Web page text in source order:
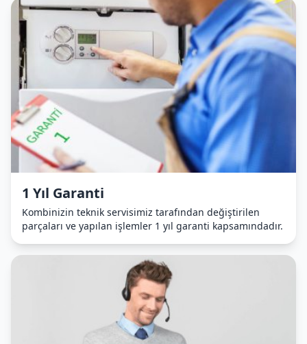
1 Yıl Garanti
Kombinizin teknik servisimiz tarafından değiştirilen
parçaları ve yapılan işlemler 1 yıl garanti kapsamındadır.